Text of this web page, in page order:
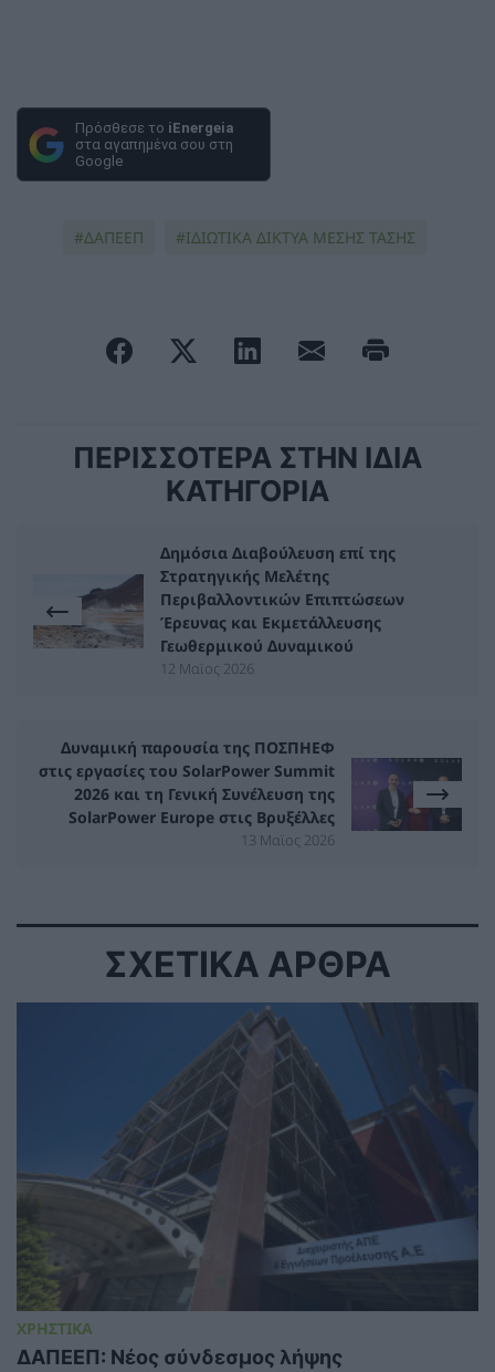
Πρόσθεσε το iEnergeia
στα αγαπημένα σου στη
Google
ΔΑΠΕΕΠ ΙΔΙΩΤΙΚΑ ΔΙΚΤΥΑ ΜΕΣΗΣ ΤΑΣΗΣ
ΠΕΡΙΣΣΟΤΕΡΑ ΣΤΗΝ ΙΔΙΑ
ΚΑΤΗΓΟΡΙΑ
Δημόσια Διαβούλευση επί της
Στρατηγικής Μελέτης
Περιβαλλοντικών Επιπτώσεων
Έρευνας και Εκμετάλλευσης
Γεωθερμικού Δυναμικού
12 Μαϊος 2026
Δυναμική παρουσία της ΠΟΣΠΗΕΦ
στις εργασίες του SolarPower Summit
2026 και τη Γενική Συνέλευση της
SolarPower Europe στις Βρυξέλλες
13 Μαϊος 2026
ΣΧΕΤΙΚΑ ΑΡΘΡΑ
ΧΡΗΣΤΙΚΑ
ΔΑΠΕΕΠ: Νέος σύνδεσμος λήψης